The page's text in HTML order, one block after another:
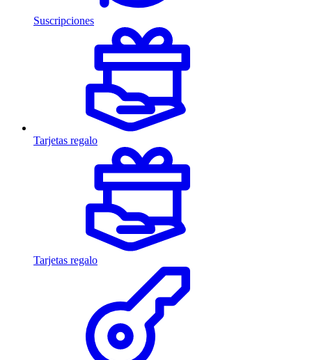
Suscripciones
Tarjetas regalo
Tarjetas regalo